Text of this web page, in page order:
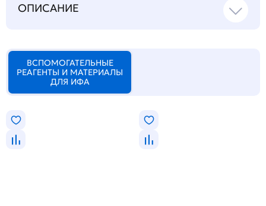
ОПИСАНИЕ
ВСПОМОГАТЕЛЬНЫЕ
РЕАГЕНТЫ И МАТЕРИАЛЫ
ДЛЯ ИФА